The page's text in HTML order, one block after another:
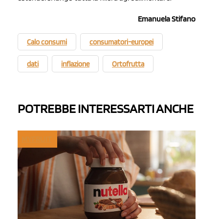
Emanuela Stifano
Calo consumi consumatori-europei
dati inflazione Ortofrutta
POTREBBE INTERESSARTI ANCHE